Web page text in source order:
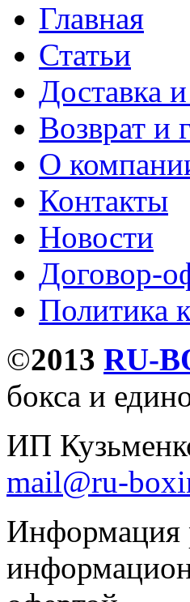
Главная
Статьи
Доставка
Возврат и
О
Контакты
Новости
Договор-
Политика
©2013 RU-
бокса и
ИП
mail@ru-
Информация